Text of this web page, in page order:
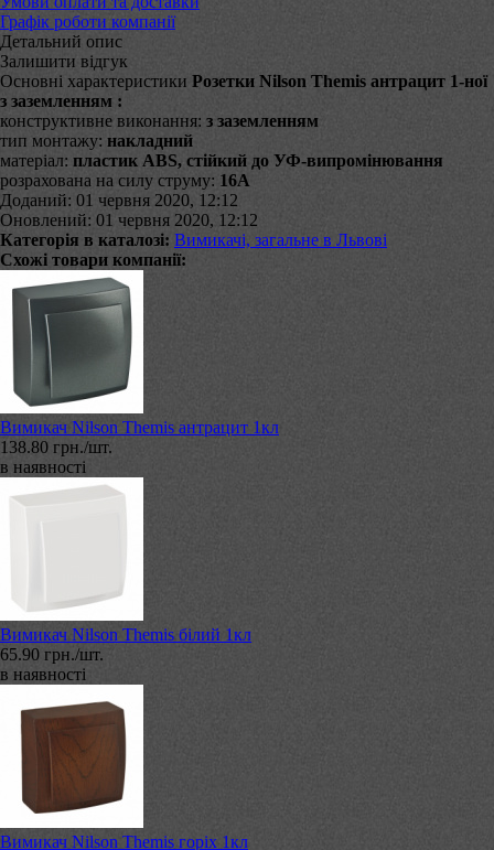
Графік роботи компанії
Детальний опис
Залишити відгук
Основні характеристики Розетки Nilson Themis антрацит 1-ної
з заземленням :
конструктивне виконання: з заземленням
тип монтажу: накладний
матеріал: пластик ABS, стійкий до УФ-випромінювання
розрахована на силу струму: 16А
Доданий: 01 червня 2020, 12:12
Оновлений: 01 червня 2020, 12:12
Категорія в каталозі: Вимикачі, загальне в Львові
Схожі товари компанії:
Вимикач Nilson Themis антрацит 1кл
138.80 грн./шт.
в наявності
Вимикач Nilson Themis білий 1кл
65.90 грн./шт.
в наявності
Вимикач Nilson Themis горіх 1кл